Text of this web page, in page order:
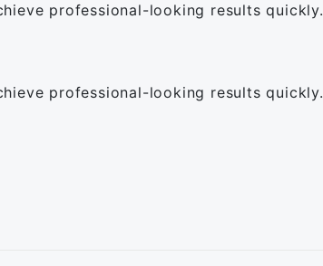
professional-looking results quickly.
professional-looking results quickly.